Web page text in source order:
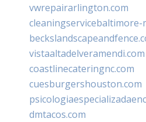
vwrepairarlington.com
cleaningservicebaltimore-
vistaaltadelveramendi.com
coastlinecateringnc.com
cuesburgershouston.com
dmtacos.com